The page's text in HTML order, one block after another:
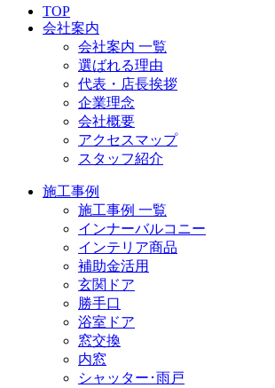
TOP
会社案内
会社案内 一覧
選ばれる理由
代表・店長挨拶
企業理念
会社概要
アクセスマップ
スタッフ紹介
施工事例
施工事例 一覧
インナーバルコニー
インテリア商品
補助金活用
玄関ドア
勝手口
浴室ドア
窓交換
内窓
シャッター･雨戸